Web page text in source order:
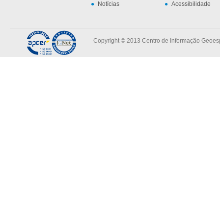
Notícias
Acessibilidade
Copyright © 2013 Centro de Informação